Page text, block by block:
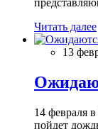
Читать далее
13
14 февраля
пойдет